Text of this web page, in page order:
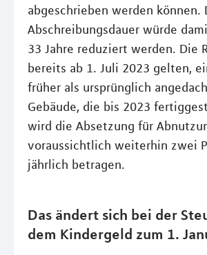
abgeschrieben werden können.
Abschreibungsdauer würde
33 Jahre reduziert werden. Die
bereits ab 1. Juli 2023 gelten,
früher als ursprünglich
Gebäude, die bis 2023
wird die Absetzung für
voraussichtlich weiterhin zwei
jährlich betragen.
Das ändert sich bei der
dem Kindergeld zum 1.